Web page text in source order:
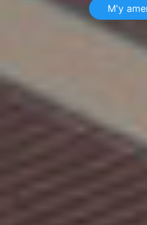
M'y